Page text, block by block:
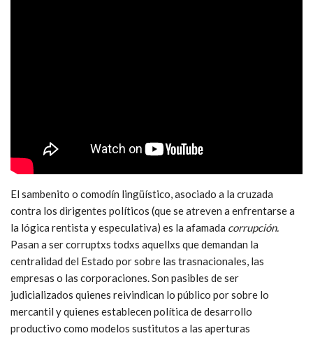
El sambenito o comodín lingüístico, asociado a la cruzada
contra los dirigentes políticos (que se atreven a enfrentarse a
la lógica rentista y especulativa) es la afamada corrupción.
Pasan a ser corruptxs todxs aquellxs que demandan la
centralidad del Estado por sobre las trasnacionales, las
empresas o las corporaciones. Son pasibles de ser
judicializados quienes reivindican lo público por sobre lo
mercantil y quienes establecen política de desarrollo
productivo como modelos sustitutos a las aperturas